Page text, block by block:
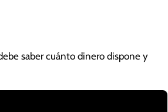
saber cuánto dinero dispone y